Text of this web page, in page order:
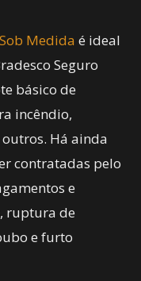
Medida é ideal
Seguro
básico de
incêndio,
Há ainda
contratadas pelo
e
ruptura de
e furto